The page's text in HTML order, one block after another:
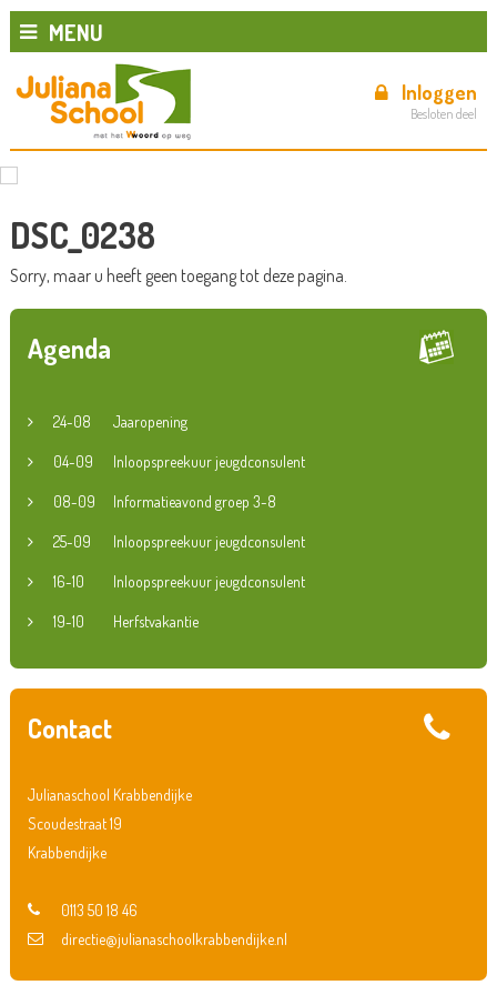
MENU
Inloggen
Besloten deel
DSC_0238
Sorry, maar u heeft geen toegang tot deze pagina.
Agenda
24-08 Jaaropening
04-09 Inloopspreekuur jeugdconsulent
08-09 Informatieavond groep 3-8
25-09 Inloopspreekuur jeugdconsulent
16-10 Inloopspreekuur jeugdconsulent
19-10 Herfstvakantie
Contact
Julianaschool Krabbendijke
Scoudestraat 19
Krabbendijke
0113 50 18 46
directie@julianaschoolkrabbendijke.nl